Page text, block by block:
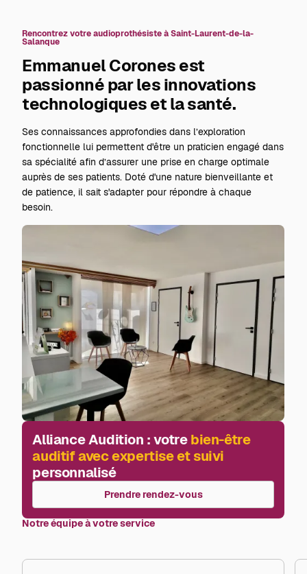
Rencontrez votre audioprothésiste à Saint-Laurent-de-la-
Salanque
Emmanuel Corones est
passionné par les innovations
technologiques et la santé.
Ses connaissances approfondies dans l’exploration
fonctionnelle lui permettent d'être un praticien engagé dans
sa spécialité afin d’assurer une prise en charge optimale
auprès de ses patients. Doté d'une nature bienveillante et
de patience, il sait s'adapter pour répondre à chaque
besoin.
Alliance Audition : votrebien-être
auditif avec expertise et suivi
personnalisé
Prendre rendez-vous
Notre équipe à votre service